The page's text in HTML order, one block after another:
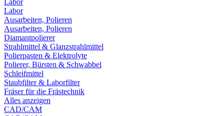
Labor
Labor
Ausarbeiten, Polieren
Ausarbeiten, Polieren
Diamantpolierer
Strahlmittel & Glanzstrahlmittel
Polierpasten & Elektrolyte
Polierer, Bürsten & Schwabbel
Schleifmittel
Staubfilter & Laborfilter
Fräser für die Frästechnik
Alles anzeigen
CAD/CAM